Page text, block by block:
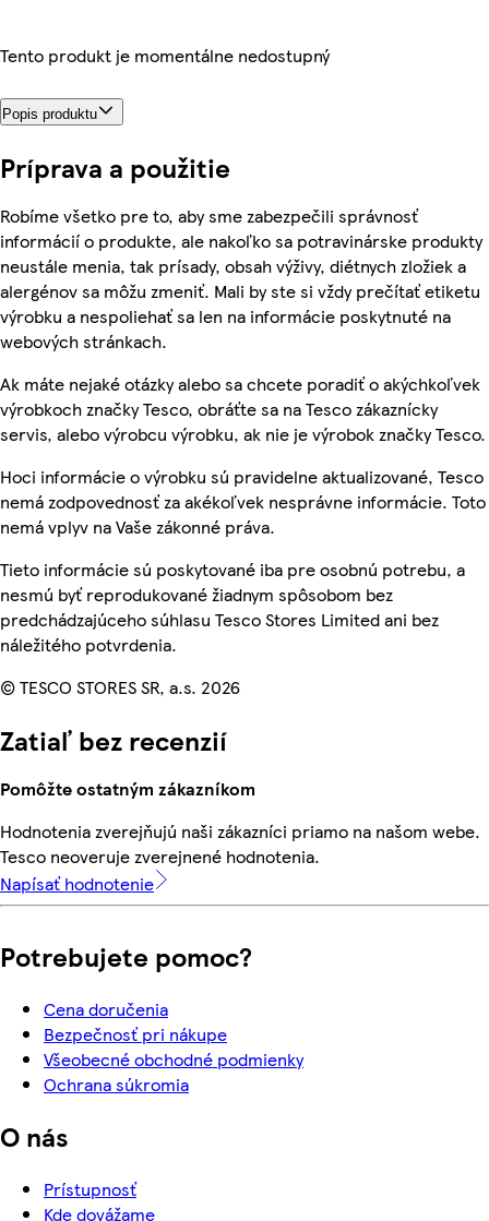
Tento produkt je momentálne nedostupný
Popis produktu
Príprava a použitie
Robíme všetko pre to, aby sme zabezpečili správnosť
informácií o produkte, ale nakoľko sa potravinárske produkty
neustále menia, tak prísady, obsah výživy, diétnych zložiek a
alergénov sa môžu zmeniť. Mali by ste si vždy prečítať etiketu
výrobku a nespoliehať sa len na informácie poskytnuté na
webových stránkach.
Ak máte nejaké otázky alebo sa chcete poradiť o akýchkoľvek
výrobkoch značky Tesco, obráťte sa na Tesco zákaznícky
servis, alebo výrobcu výrobku, ak nie je výrobok značky Tesco.
Hoci informácie o výrobku sú pravidelne aktualizované, Tesco
nemá zodpovednosť za akékoľvek nesprávne informácie. Toto
nemá vplyv na Vaše zákonné práva.
Tieto informácie sú poskytované iba pre osobnú potrebu, a
nesmú byť reprodukované žiadnym spôsobom bez
predchádzajúceho súhlasu Tesco Stores Limited ani bez
náležitého potvrdenia.
© TESCO STORES SR, a.s. 2026
Zatiaľ bez recenzií
Pomôžte ostatným zákazníkom
Hodnotenia zverejňujú naši zákazníci priamo na našom webe.
Tesco neoveruje zverejnené hodnotenia.
Napísať hodnotenie
Potrebujete pomoc?
Cena doručenia
Bezpečnosť pri nákupe
Všeobecné obchodné podmienky
Ochrana súkromia
O nás
Prístupnosť
Kde dovážame